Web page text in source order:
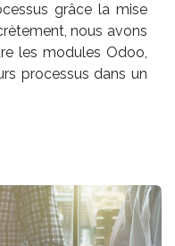
grâce la mise
nous avons
les modules Odoo,
processus dans un